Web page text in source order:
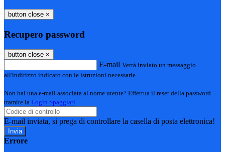
button close ×
Recupero password
button close ×
E-mail Verrà inviato un messaggio
all'indirizzo indicato con le istruzioni necessarie.
Non hai una e-mail associata al nome utente? Effettua il reset della password
tramite la Login Spaggiari
E-mail inviata, si prega di controllare la casella di posta elettronica!
Errore